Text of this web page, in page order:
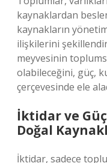
kaynaklardan
kaynakların
ilişkilerini
meyvesinin
olabileceğini, güç,
çerçevesinde ele
İktidar ve
Doğal
İktidar, sadece